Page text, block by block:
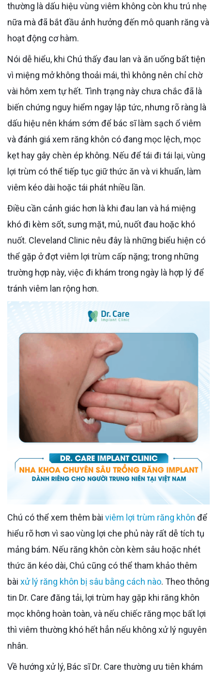
thường là dấu hiệu vùng viêm không còn khu trú nhẹ
nữa mà đã bắt đầu ảnh hưởng đến mô quanh răng và
hoạt động cơ hàm.
Nói dễ hiểu, khi Chú thấy đau lan và ăn uống bất tiện
vì miệng mở không thoải mái, thì không nên chỉ chờ
vài hôm xem tự hết. Tình trạng này chưa chắc đã là
biến chứng nguy hiểm ngay lập tức, nhưng rõ ràng là
dấu hiệu nên khám sớm để bác sĩ làm sạch ổ viêm
và đánh giá xem răng khôn có đang mọc lệch, mọc
kẹt hay gây chèn ép không. Nếu để tái đi tái lại, vùng
lợi trùm có thể tiếp tục giữ thức ăn và vi khuẩn, làm
viêm kéo dài hoặc tái phát nhiều lần.
Điều cần cảnh giác hơn là khi đau lan và há miệng
khó đi kèm sốt, sưng mặt, mủ, nuốt đau hoặc khó
nuốt. Cleveland Clinic nêu đây là những biểu hiện có
thể gặp ở đợt viêm lợi trùm cấp nặng; trong những
trường hợp này, việc đi khám trong ngày là hợp lý để
tránh viêm lan rộng hơn.
Chú có thể xem thêm bài viêm lợi trùm răng khôn để
hiểu rõ hơn vì sao vùng lợi che phủ này rất dễ tích tụ
mảng bám. Nếu răng khôn còn kèm sâu hoặc nhét
thức ăn kéo dài, Chú cũng có thể tham khảo thêm
bài xử lý răng khôn bị sâu bằng cách nào. Theo thông
tin Dr. Care đăng tải, lợi trùm hay gặp khi răng khôn
mọc không hoàn toàn, và nếu chiếc răng mọc bất lợi
thì viêm thường khó hết hẳn nếu không xử lý nguyên
nhân.
Về hướng xử lý, Bác sĩ Dr. Care thường ưu tiên khám